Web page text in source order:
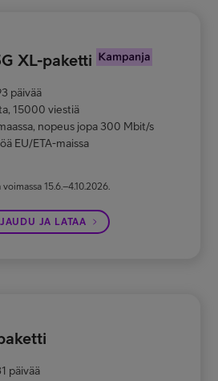
XL-paketti
päivää
15000 viestiä
nopeus jopa 300 Mbit/s
EU/ETA-maissa
15.6.–4.10.2026.
JA LATAA
päivää